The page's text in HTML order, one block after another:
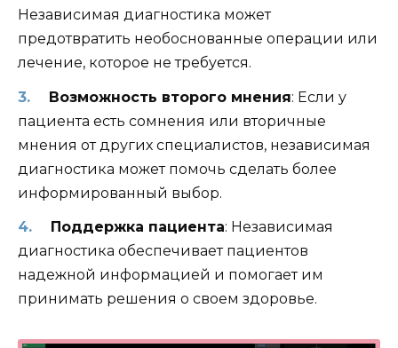
Независимая диагностика может
предотвратить необоснованные операции или
лечение, которое не требуется.
Возможность второго мнения: Если у
пациента есть сомнения или вторичные
мнения от других специалистов, независимая
диагностика может помочь сделать более
информированный выбор.
Поддержка пациента: Независимая
диагностика обеспечивает пациентов
надежной информацией и помогает им
принимать решения о своем здоровье.